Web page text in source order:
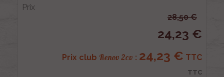
28,50 €
24,23 €
Prix club Renov 2cv : 24,23 € TTC
TTC